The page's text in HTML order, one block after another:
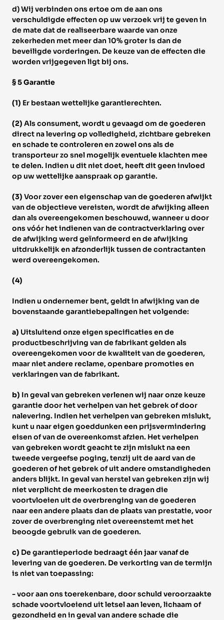
d) Wij verbinden ons ertoe om de aan ons
verschuldigde effecten op uw verzoek vrij te geven in
de mate dat de realiseerbare waarde van onze
zekerheden met meer dan 10% groter is dan de
beveiligde vorderingen. De keuze van de effecten die
worden vrijgegeven ligt bij ons.
§ 5 Garantie
(1) Er bestaan wettelijke garantierechten.
(2) Als consument, wordt u gevaagd om de goederen
direct na levering op volledigheid, zichtbare gebreken
en schade te controleren en zowel ons als de
transporteur zo snel mogelijk eventuele klachten mee
te delen. Indien u dit niet doet, heeft dit geen invloed
op uw wettelijke aanspraak op garantie.
(3) Voor zover een eigenschap van de goederen afwijkt
van de objectieve vereisten, wordt de afwijking alleen
dan als overeengekomen beschouwd, wanneer u door
ons vóór het indienen van de contractverklaring over
de afwijking werd geïnformeerd en de afwijking
uitdrukkelijk en afzonderlijk tussen de contractanten
werd overeengekomen.
(4)
Indien u ondernemer bent, geldt in afwijking van de
bovenstaande garantiebepalingen het volgende:
a) Uitsluitend onze eigen specificaties en de
productbeschrijving van de fabrikant gelden als
overeengekomen voor de kwaliteit van de goederen,
maar niet andere reclame, openbare promoties en
verklaringen van de fabrikant.
b) In geval van gebreken verlenen wij naar onze keuze
garantie door het verhelpen van het gebrek of door
nalevering. Indien het verhelpen van gebreken mislukt,
kunt u naar eigen goeddunken een prijsvermindering
eisen of van de overeenkomst afzien. Het verhelpen
van gebreken wordt geacht te zijn mislukt na een
tweede vergeefse poging, tenzij uit de aard van de
goederen of het gebrek of uit andere omstandigheden
anders blijkt. In geval van herstel van gebreken zijn wij
niet verplicht de meerkosten te dragen die
voortvloeien uit de overbrenging van de goederen
naar een andere plaats dan de plaats van prestatie, voor
zover de overbrenging niet overeenstemt met het
beoogde gebruik van de goederen.
c) De garantieperiode bedraagt één jaar vanaf de
levering van de goederen. De verkorting van de termijn
is niet van toepassing:
- voor aan ons toerekenbare, door schuld veroorzaakte
schade voortvloeiend uit letsel aan leven, lichaam of
gezondheid en in geval van andere schade die